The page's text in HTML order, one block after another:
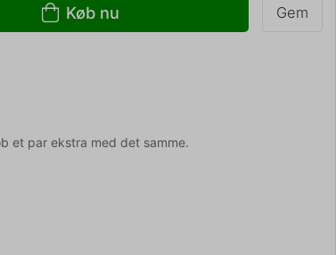
Køb nu Gem
et par ekstra med det samme.